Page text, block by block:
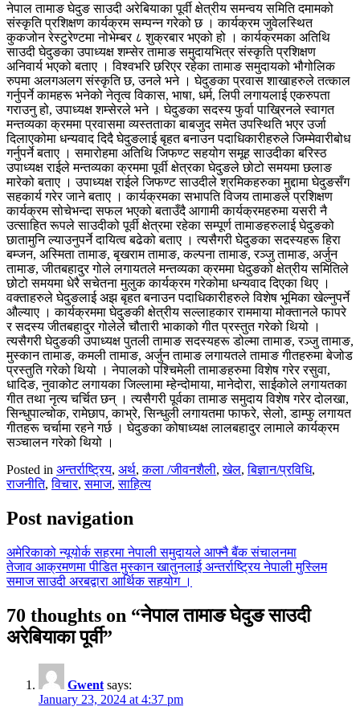
नेपाल तामाङ घेदुङ साउदी अरेबियाका पूर्वी क्षेत्रीय समन्वय समिति दमामको
संस्कृति प्रशिक्षण कार्यक्रम सम्पन्न गरेको छ । कार्यक्रम जुवेलस्थित
कुकजोन रेस्टुरेण्टमा नोभेम्बर ८ शुक्रबार भएको हो । कार्यक्रमका अतिथि
साउदी घेदुङका उपाध्यक्ष शम्सेर तामाङ समुदायभित्र संस्कृति प्रशिक्षण
अनिवार्य भएको बताए । विश्वभरि छरिएर रहेका तामाङ समुदायको भौगोलिक
रुपमा अलगअलग संस्कृति छ, उनले भने । घेदुङका प्रवास शाखाहरुले तत्काल
गर्नुपर्ने कामहरू भनेको नेतृत्व विकास, भाषा, धर्म, लिपी लगायलाई एकरुपता
गराउनु हो, उपाध्यक्ष शम्सेरले भने । घेदुङका सदस्य फुर्वा पाख्रिनले स्वागत
मन्तव्यका क्रममा प्रवासमा व्यस्तताका बाबजुद समेत उपस्थिति भएर उर्जा
दिलाएकोमा धन्यवाद दिदै घेदुङलाई बृहत बनाउन पदाधिकारीहरुले जिम्मेवारीबोध
गर्नुपर्ने बताए । समारोहमा अतिथि जिफण्ट सहयोग समूह साउदीका बरिस्ठ
उपाध्यक्ष राईले मन्तव्यका क्रममा पूर्वी क्षेत्रका घेदुङले छोटो समयमा छलाङ
मारेको बताए । उपाध्यक्ष राईले जिफण्ट साउदीले श्रमिकहरुका मुद्दामा घेदुङसँग
सहकार्य गरेर जाने बताए । कार्यक्रमका सभापति विजय तामाङले प्रशिक्षण
कार्यक्रम सोचेभन्दा सफल भएको बताउँदै आगामी कार्यक्रमहरुमा यसरी नै
उत्साहित रूपले साउदीको पूर्वी क्षेत्रमा रहेका सम्पूर्ण तामाङहरुलाई घेदुङको
छातामुनि ल्याउनुपर्ने दायित्व बढेको बताए । त्यसैगरी घेदुङका सदस्यहरू हिरा
बम्जन, अस्मिता तामाङ, बृखराम तामाङ, कल्पना तामाङ, रञ्जु तामाङ, अर्जुन
तामाङ, जीतबहादुर गोले लगायतले मन्तव्यका क्रममा घेदुङको क्षेत्रीय समितिले
छोटो समयमा धेरै सचेतना मुलुक कार्यक्रम गरेकोमा धन्यवाद दिएका थिए ।
वक्ताहरुले घेदुङलाई अझ बृहत बनाउन पदाधिकारीहरुले विशेष भूमिका खेल्नुपर्ने
औल्याए । कार्यक्रममा घेदुङकी क्षेत्रीय सल्लाहकार राममाया मोक्तानले फापरे
र सदस्य जीतबहादुर गोलेले चौतारी भाकाको गीत प्रस्तुत गरेको थियो ।
त्यसैगरी घेदुङकी उपाध्यक्ष पुतली तामाङ सदस्यहरू डोल्मा तामाङ, रञ्जु तामाङ,
मुस्कान तामाङ, कमली तामाङ, अर्जुन तामाङ लगायतले तामाङ गीतहरुमा बेजोड
प्रस्तुति गरेको थियो । नेपालको पश्चिमेली तामाङहरुमा विशेष गरेर रसुवा,
धादिङ, नुवाकोट लगायका जिल्लामा म्हेन्दोमाया, मानेदोरा, साईकोले लगायतका
गीत तथा नृत्य चर्चित छन् । त्यसैगरी पूर्वका तामाङ समुदाय विशेष गरेर दोलखा,
सिन्धुपाल्चोक, रामेछाप, काभ्रे, सिन्धुली लगायतमा फाफरे, सेलो, डाम्फु लगायत
गीतहरू चर्चामा रहने गर्छ । घेदुङका कोषाध्यक्ष लालबहादुर लामाले कार्यक्रम
सञ्चालन गरेको थियो ।
Posted in अन्तर्राष्ट्रिय, अर्थ,कला /जीवनशैली,खेल,बिज्ञान/प्रविधि,
राजनीति,विचार,समाज,साहित्य
Post navigation
अमेरिकाको न्यूयोर्क सहरमा नेपाली समुदायले आफ्नै बैंक संचालनमा
तेजाव आक्रमणमा पीडित मुस्कान खातुनलाई अन्तर्राष्ट्रिय नेपाली मुस्लिम
समाज साउदी अरबद्वारा आर्थिक सहयोग ।
70 thoughts on “नेपाल तामाङ घेदुङ साउदी
अरेबियाका पूर्वी”
Gwent says:
January 23, 2024 at 4:37 pm